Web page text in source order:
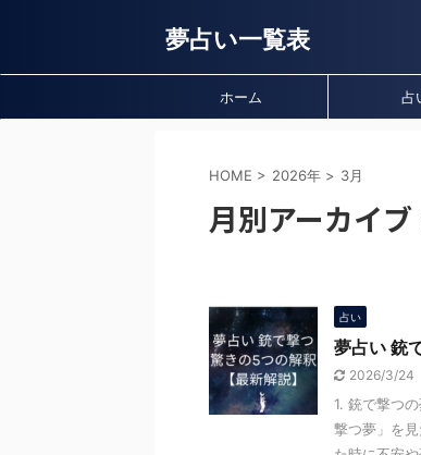
夢占い一覧表
ホーム 占
HOME > 2026年 > 3月
月別アーカイ
占い
夢占い 銃
2026/3/24
1. 銃で撃つ
撃つ夢」を